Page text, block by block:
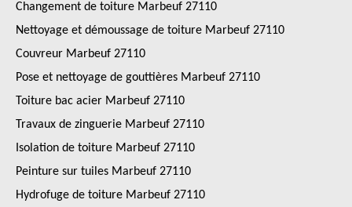
Changement de toiture Marbeuf 27110
Nettoyage et démoussage de toiture Marbeuf 27110
Couvreur Marbeuf 27110
Pose et nettoyage de gouttières Marbeuf 27110
Toiture bac acier Marbeuf 27110
Travaux de zinguerie Marbeuf 27110
Isolation de toiture Marbeuf 27110
Peinture sur tuiles Marbeuf 27110
Hydrofuge de toiture Marbeuf 27110